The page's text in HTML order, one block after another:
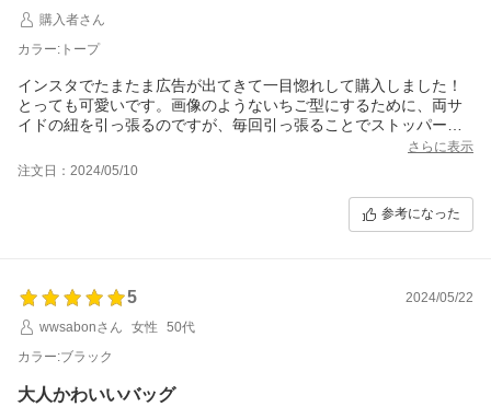
購入者さん
カラー:トープ
インスタでたまたま広告が出てきて一目惚れして購入しました！
とっても可愛いです。画像のようないちご型にするために、両サ
イドの紐を引っ張るのですが、毎回引っ張ることでストッパーが
壊れないか（切れないか？）少し心配ですが、たくさん使いたい
と思います！トープのお色も気に入りました！
さらに表示
注文日：2024/05/10
参考になった
5
2024/05/22
wwsabonさん
女性
50代
カラー:ブラック
大人かわいいバッグ